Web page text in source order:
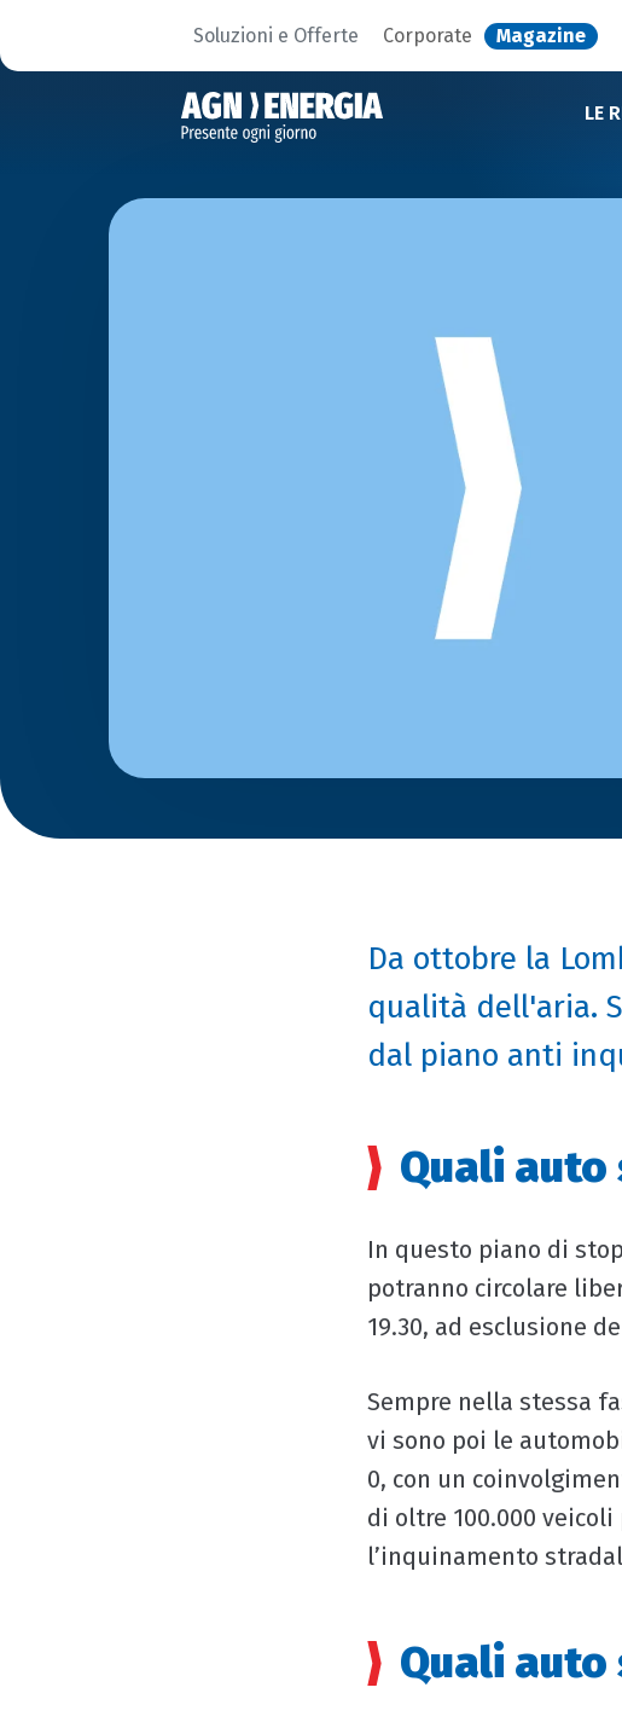
Soluzioni e Offerte Corporate Magazine
LE
Da ottobre la
qualità dell'aria.
dal piano anti
Quali
In questo piano di
potranno circolare
19.30, ad esclusione
Sempre nella stessa
vi sono poi le
0, con un
di oltre 100.000
l’inquinamento
Quali auto